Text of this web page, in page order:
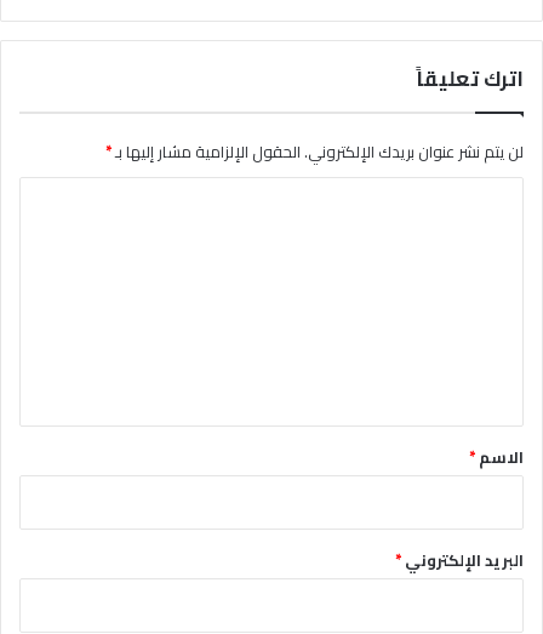
اترك تعليقاً
لن يتم نشر عنوان بريدك الإلكتروني.الحقول الإلزامية مشار إليها بـ*
*الاسم*
البريد الإلكتروني*